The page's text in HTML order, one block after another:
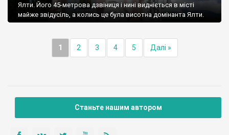
Ялти. Його 45-метрова дзвіниця і нині видніється в місті
майже звідусіль, а колись це була висотна домінанта Ялти.
1 2 3 4 5 Далі »
Станьте нашим автором